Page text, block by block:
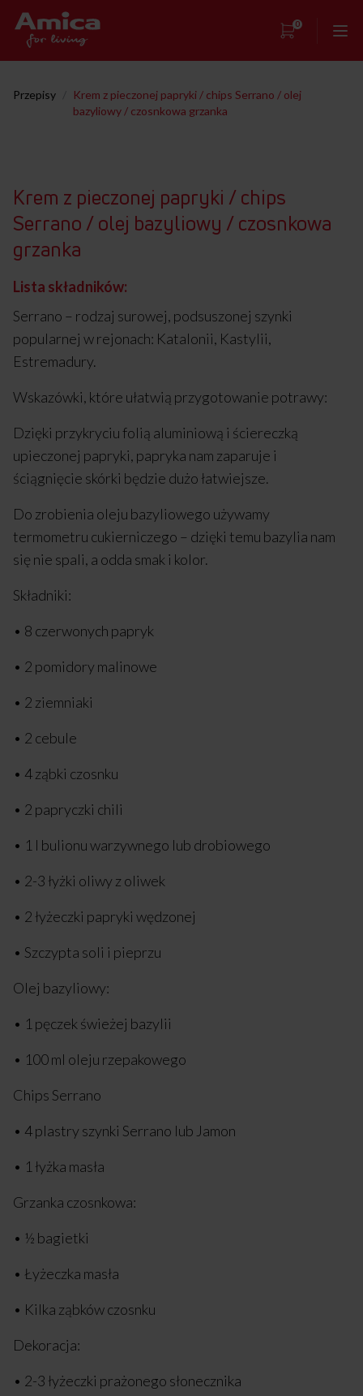
0
Strona główna
Showroom
Kontakt
Przepisy
Krem z pieczonej papryki / chips Serrano / olej
bazyliowy / czosnkowa grzanka
Krem z pieczonej papryki / chips
Serrano / olej bazyliowy / czosnkowa
grzanka
Lista składników:
Serrano – rodzaj surowej, podsuszonej szynki
popularnej w rejonach: Katalonii, Kastylii,
Estremadury.
Wskazówki, które ułatwią przygotowanie potrawy:
Dzięki przykryciu folią aluminiową i ściereczką
upieczonej papryki, papryka nam zaparuje i
ściągnięcie skórki będzie dużo łatwiejsze.
Do zrobienia oleju bazyliowego używamy
termometru cukierniczego – dzięki temu bazylia nam
się nie spali, a odda smak i kolor.
Składniki:
• 8 czerwonych papryk
• 2 pomidory malinowe
• 2 ziemniaki
• 2 cebule
• 4 ząbki czosnku
• 2 papryczki chili
• 1 l bulionu warzywnego lub drobiowego
• 2-3 łyżki oliwy z oliwek
• 2 łyżeczki papryki wędzonej
• Szczypta soli i pieprzu
Olej bazyliowy:
• 1 pęczek świeżej bazylii
• 100 ml oleju rzepakowego
Chips Serrano
• 4 plastry szynki Serrano lub Jamon
• 1 łyżka masła
Grzanka czosnkowa:
• ½ bagietki
• Łyżeczka masła
• Kilka ząbków czosnku
Dekoracja:
• 2-3 łyżeczki prażonego słonecznika